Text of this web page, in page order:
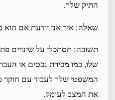
התיק שלך.
שאלה: איך אני יודעת אם הוא
תשובה: תסתכלי על שינויים
שלו, כמו מכירת נכסים או
המשפטי שלך לעבוד עם חוקר
את המצב לעומק.